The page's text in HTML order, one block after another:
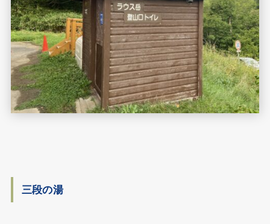
三段の湯